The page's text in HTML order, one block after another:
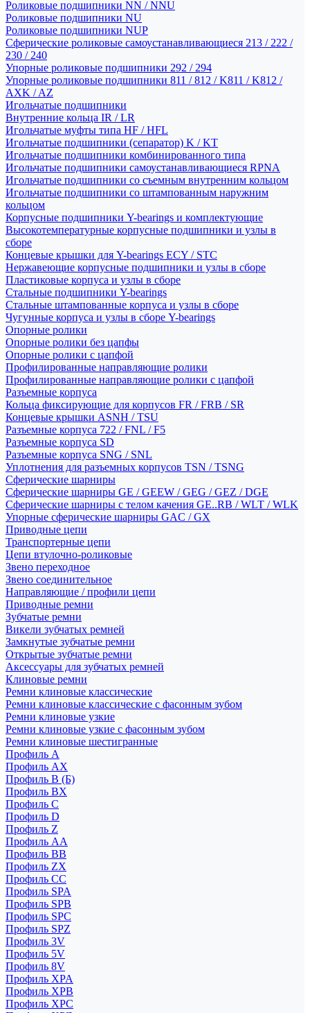
Роликовые подшипники NN / NNU
Роликовые подшипники NU
Роликовые подшипники NUP
Сферические роликовые самоустанавливающиеся 213 / 222 /
230 / 240
Упорные роликовые подшипники 292 / 294
Упорные роликовые подшипники 811 / 812 / K811 / K812 /
AXK / AZ
Игольчатые подшипники
Внутренние кольца IR / LR
Игольчатые муфты типа HF / HFL
Игольчатые подшипники (сепаратор) K / KT
Игольчатые подшипники комбинированного типа
Игольчатые подшипники самоустанавливающиеся RPNA
Игольчатые подшипники со съемным внутренним кольцом
Игольчатые подшипники со штампованным наружним
кольцом
Корпусные подшипники Y-bearings и комплектующие
Высокотемпературные корпусные подшипники и узлы в
сборе
Концевые крышки для Y-bearings ECY / STC
Нержавеющие корпусные подшипники и узлы в сборе
Пластиковые корпуса и узлы в сборе
Стальные подшипники Y-bearings
Стальные штампованные корпуса и узлы в сборе
Чугунные корпуса и узлы в сборе Y-bearings
Опорные ролики
Опорные ролики без цапфы
Опорные ролики с цапфой
Профилированные направляющие ролики
Профилированные направляющие ролики с цапфой
Разъемные корпуса
Кольца фиксирующие для корпусов FR / FRB / SR
Концевые крышки ASNH / TSU
Разъемные корпуса 722 / FNL / F5
Разъемные корпуса SD
Разъемные корпуса SNG / SNL
Уплотнения для разъемных корпусов TSN / TSNG
Сферические шарниры
Сферические шарниры GE / GEEW / GEG / GEZ / DGE
Сферические шарниры с телом качения GE..RB / WLT / WLK
Упорные сферические шарниры GAC / GX
Приводные цепи
Транспортерные цепи
Цепи втулочно-роликовые
Звено переходное
Звено соединительное
Направляющие / профили цепи
Приводные ремни
Зубчатые ремни
Викели зубчатых ремней
Замкнутые зубчатые ремни
Открытые зубчатые ремни
Аксессуары для зубчатых ремней
Клиновые ремни
Ремни клиновые классические
Ремни клиновые классические с фасонным зубом
Ремни клиновые узкие
Ремни клиновые узкие с фасонным зубом
Ремни клиновые шестигранные
Профиль A
Профиль AX
Профиль B (Б)
Профиль BX
Профиль C
Профиль D
Профиль Z
Профиль АА
Профиль BB
Профиль ZX
Профиль CC
Профиль SPA
Профиль SPB
Профиль SPC
Профиль SPZ
Профиль 3V
Профиль 5V
Профиль 8V
Профиль XPA
Профиль XPB
Профиль XPC